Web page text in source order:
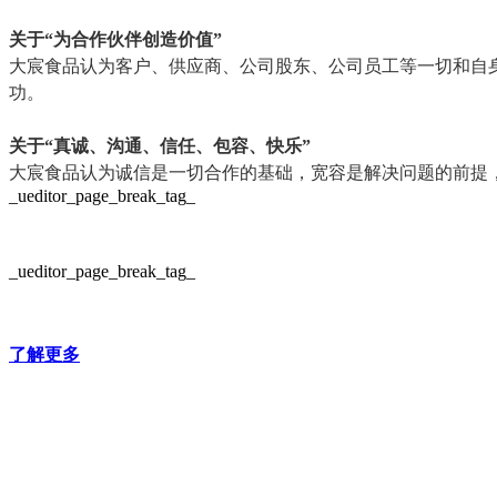
关于“为合作伙伴创造价值”
大宸食品认为客户、供应商、公司股东、公司员工等一切和
功。
关于“真诚、沟通、信任、包容、快乐”
大宸食品认为诚信是一切合作的基础，宽容是解决问题的前
_ueditor_page_break_tag_
_ueditor_page_break_tag_
了解更多